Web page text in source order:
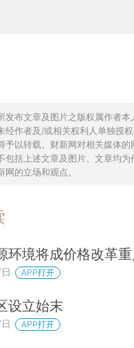
发布文章及图片之版权属作者本
经作者及/或相关权利人单独授
予以转载。财新网对相关媒体的
包括上述文章及图片。文章均为
网的立场和观点。
环境将成价格改革重
APP打开
设立始末
APP打开